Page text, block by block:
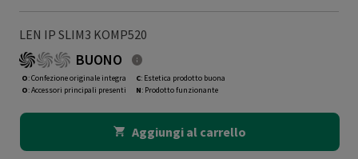
LEN IP SLIM3 KOMP520
BUONO
O: Confezione originale integra
O: Accessori principali presenti
C: Estetica prodotto buona
N: Prodotto funzionante
Aggiungi al carrello